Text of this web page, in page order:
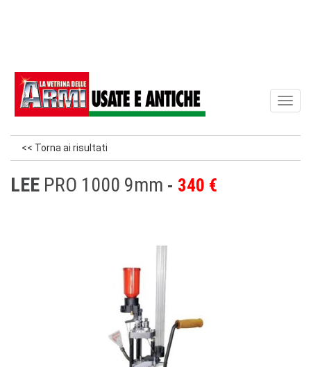
<< Torna ai risultati
LEE PRO 1000 9mm 340 €